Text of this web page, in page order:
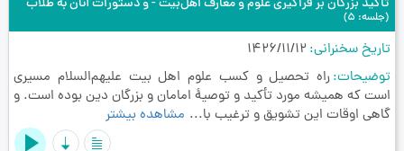
(جلسه: 5)
تاریخ سخنرانی 1426/11/12
توضیحات راه تحصیل و کسب علوم اهل بیت علیهم‌السلام مسیری
است که همیشه مورد تأکید و توصیۀ امامان و بزرگان دین بوده است. و
گاهی اوقات این تشویق و ترغیب با... مشاهده بیشتر